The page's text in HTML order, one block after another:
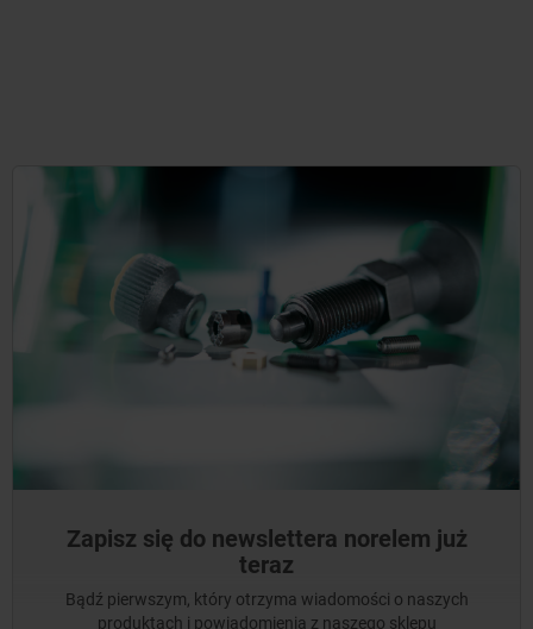
Zapisz się do newslettera norelem już
teraz
Bądź pierwszym, który otrzyma wiadomości o naszych
produktach i powiadomienia z naszego sklepu